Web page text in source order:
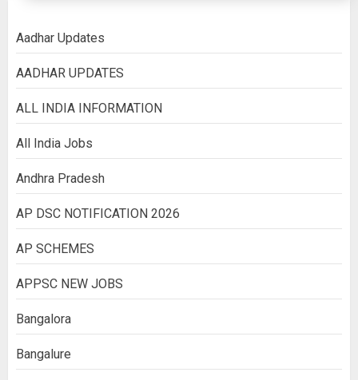
Aadhar Updates
AADHAR UPDATES
ALL INDIA INFORMATION
All India Jobs
Andhra Pradesh
AP DSC NOTIFICATION 2026
AP SCHEMES
APPSC NEW JOBS
Bangalora
Bangalure